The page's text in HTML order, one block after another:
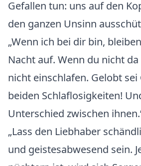
Gefallen tun: uns auf den
den ganzen Unsinn
„Wenn ich bei dir bin,
Nacht auf. Wenn du nicht
nicht einschlafen. Gelobt
beiden Schlaflosigkeiten!
Unterschied zwischen
„Lass den Liebhaber
und geistesabwesend sein.